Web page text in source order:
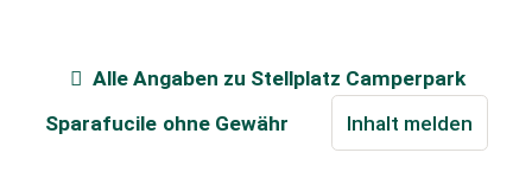
Alle Angaben zu Stellplatz Camperpark
Sparafucile ohne Gewähr Inhalt melden